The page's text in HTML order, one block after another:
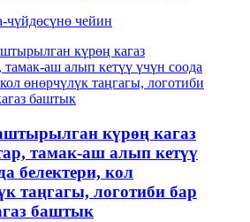
чүйдөсүнө чейин
күрөң кагаз
тамак-аш алып кетүү
белектери, кол
таңгагы, логотиби бар
баштык